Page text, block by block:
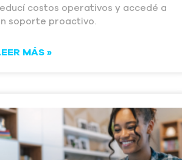
costos operativos y accedé a
soporte proactivo.
MÁS »